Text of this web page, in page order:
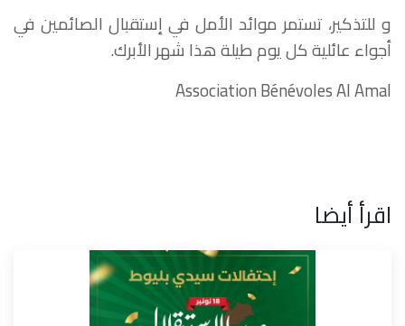
و للتذكير، تستمر موائد الأمل في إستقبال الصائمين في
أجواء عائلية كل يوم طيلة هذا شهر الأبرك.
Association Bénévoles Al Amal
اقرأ أيضا